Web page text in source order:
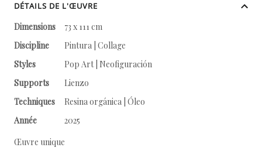
DÉTAILS DE L'ŒUVRE
Dimensions
73 x 111 cm
Discipline
Pintura | Collage
Styles
Pop Art | Neofiguración
Supports
Lienzo
Techniques
Resina orgánica | Óleo
Année
2025
Œuvre unique